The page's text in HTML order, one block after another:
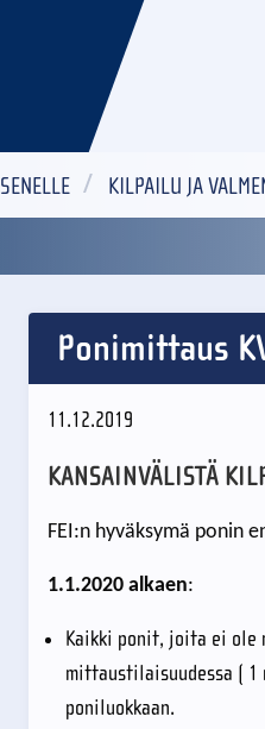
KILPAILU JA
Ponimittaus
11.12.2019
KANSAINVÄLISTÄ
FEI:n hyväksymä ponin
1.1.2020 alkaen:
Kaikki ponit, joita ei ole
mittaustilaisuudessa ( 1
poniluokkaan.